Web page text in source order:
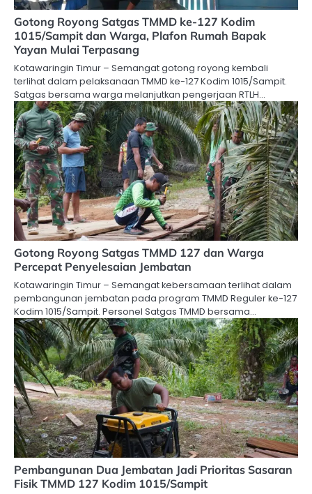
Gotong Royong Satgas TMMD ke-127 Kodim
1015/Sampit dan Warga, Plafon Rumah Bapak
Yayan Mulai Terpasang
Kotawaringin Timur – Semangat gotong royong kembali
terlihat dalam pelaksanaan TMMD ke-127 Kodim 1015/Sampit.
Satgas bersama warga melanjutkan pengerjaan RTLH…
Gotong Royong Satgas TMMD 127 dan Warga
Percepat Penyelesaian Jembatan
Kotawaringin Timur – Semangat kebersamaan terlihat dalam
pembangunan jembatan pada program TMMD Reguler ke-127
Kodim 1015/Sampit. Personel Satgas TMMD bersama…
Pembangunan Dua Jembatan Jadi Prioritas Sasaran
Fisik TMMD 127 Kodim 1015/Sampit